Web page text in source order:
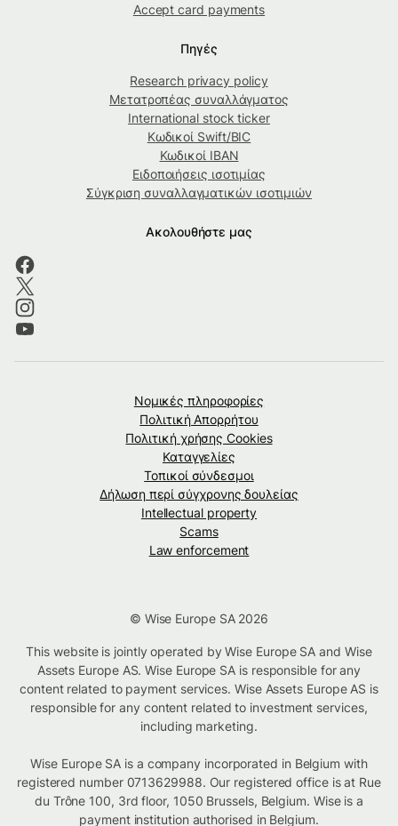
Accept card payments
Πηγές
Research privacy policy
Μετατροπέας συναλλάγματος
International stock ticker
Κωδικοί Swift/BIC
Κωδικοί IBAN
Ειδοποιήσεις ισοτιμίας
Σύγκριση συναλλαγματικών ισοτιμιών
Ακολουθήστε μας
Νομικές πληροφορίες
Πολιτική Απορρήτου
Πολιτική χρήσης Cookies
Καταγγελίες
Τοπικοί σύνδεσμοι
Δήλωση περί σύγχρονης δουλείας
Intellectual property
Scams
Law enforcement
© Wise Europe SA 2026
This website is jointly operated by Wise Europe SA and Wise
Assets Europe AS. Wise Europe SA is responsible for any
content related to payment services. Wise Assets Europe AS is
responsible for any content related to investment services,
including marketing.
Wise Europe SA is a company incorporated in Belgium with
registered number 0713629988. Our registered office is at Rue
du Trône 100, 3rd floor, 1050 Brussels, Belgium. Wise is a
payment institution authorised in Belgium.